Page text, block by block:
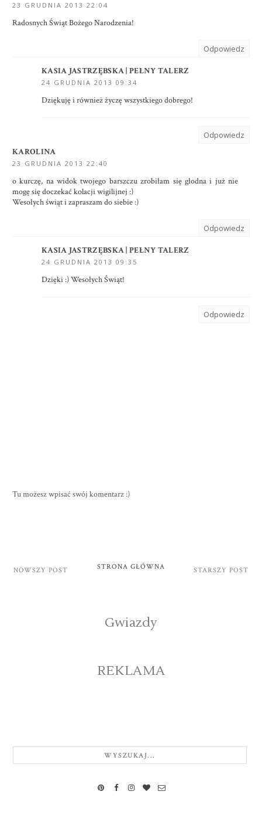
23 GRUDNIA 2013 22:04
Radosnych Świąt Bożego Narodzenia!
Odpowiedz
KASIA JASTRZĘBSKA | PEŁNY TALERZ
24 GRUDNIA 2013 09:34
Dziękuję i również życzę wszystkiego dobrego!
Odpowiedz
KAROLINA
23 GRUDNIA 2013 22:40
o kurczę, na widok twojego barszczu zrobiłam się głodna i już nie
mogę się doczekać kolacji wigilijnej :)
Wesołych świąt i zapraszam do siebie :)
Odpowiedz
KASIA JASTRZĘBSKA | PEŁNY TALERZ
24 GRUDNIA 2013 09:35
Dzięki :) Wesołych Świąt!
Odpowiedz
Tu możesz wpisać swój komentarz :)
NOWSZY POST STARSZY POST
STRONA GŁÓWNA
Gwiazdy
REKLAMA